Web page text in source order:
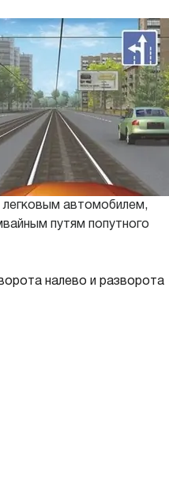
легковым автомобилем,
путям попутного
налево и разворота